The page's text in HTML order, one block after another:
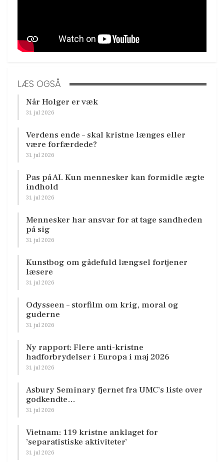
LÆS OGSÅ
Når Holger er væk
31. jul 2026
Verdens ende – skal kristne længes eller
være forfærdede?
31. jul 2026
Pas på AI. Kun mennesker kan formidle ægte
indhold
31. jul 2026
Mennesker har ansvar for at tage sandheden
på sig
31. jul 2026
Kunstbog om gådefuld længsel fortjener
læsere
31. jul 2026
Odysseen – storfilm om krig, moral og
guderne
31. jul 2026
Ny rapport: Flere anti-kristne
hadforbrydelser i Europa i maj 2026
31. jul 2026
Asbury Seminary fjernet fra UMC’s liste over
godkendte…
31. jul 2026
Vietnam: 119 kristne anklaget for
’separatistiske aktiviteter’
31. jul 2026